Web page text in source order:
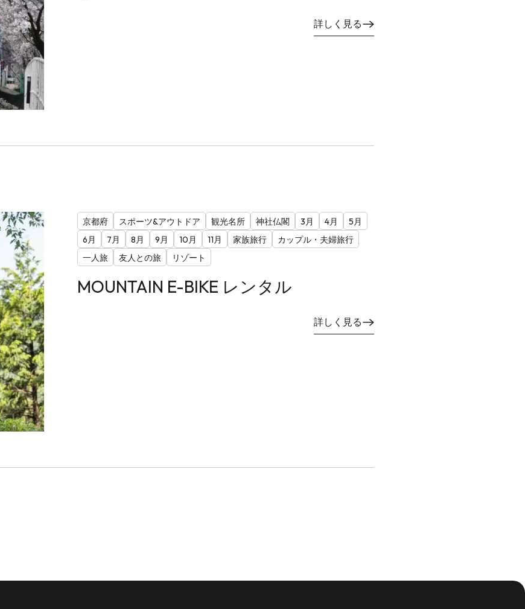
詳しく見る
京都府 スポーツ&アウトドア 観光名所 神社仏閣 3月 4月
5月
6月
7月 8月 9月 10月 11月 家族旅行
カップル・夫婦旅行
一人旅
友人との旅 リゾート
MOUNTAIN E-BIKE レンタル
詳しく見る